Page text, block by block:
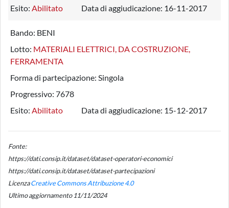
Esito: Abilitato Data di aggiudicazione: 16-11-2017
Bando: BENI
Lotto: MATERIALI ELETTRICI, DA COSTRUZIONE,
FERRAMENTA
Forma di partecipazione: Singola
Progressivo: 7678
Esito: Abilitato Data di aggiudicazione: 15-12-2017
Fonte:
https://dati.consip.it/dataset/dataset-operatori-economici
https://dati.consip.it/dataset/dataset-partecipazioni
LicenzaCreative Commons Attribuzione 4.0
Ultimo aggiornamento 11/11/2024